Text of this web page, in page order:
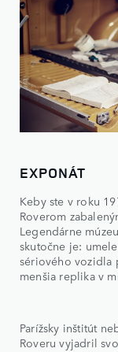
EXPONÁT
Keby ste v roku
Roverom
Legendárne
skutočne je:
sériového vozidla
menšia replika v
Parížsky inštitút
Roveru vyjadril